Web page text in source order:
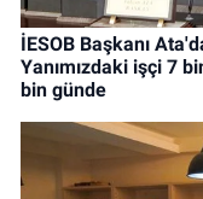
İESOB Başkanı
Yanımızdaki işçi 7
bin günde